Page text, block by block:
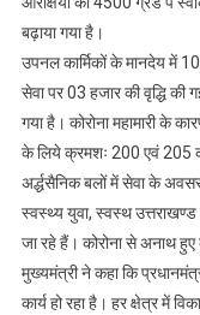
बढ़ाया गया है।
उपनल कार्मिकों के मानदेय में
सेवा पर 03 हजार की वृद्धि की
गया है। कोरोना महामारी के
के लिये क्रमशः 200 एवं 205
अर्द्धसैनिक बलों में सेवा के
स्वस्थ्य युवा, स्वस्थ
जा रहे हैं। कोरोना से अनाथ
मुख्यमंत्री ने कहा कि
कार्य हो रहा है। हर क्षेत्र में